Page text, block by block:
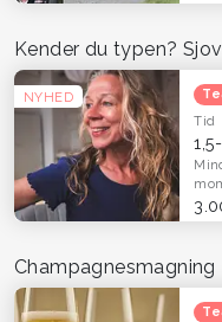
NYHED
Kender du typen?
Tid
Champagnesmagning